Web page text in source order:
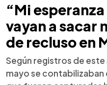
“Mi
vayan a sacar
de recluso en
Según registros de este
mayo se